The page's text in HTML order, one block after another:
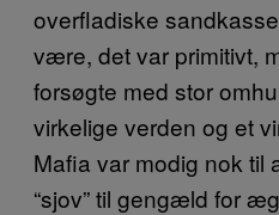
overfladiske
være, det var primitivt,
forsøgte med stor
virkelige verden og et
Mafia var modig nok til
“sjov” til gengæld for